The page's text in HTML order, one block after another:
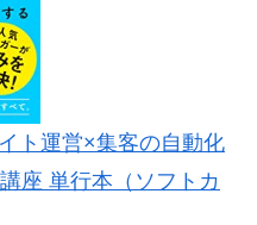
ト運営×集客の自動化
座 単行本（ソフトカ